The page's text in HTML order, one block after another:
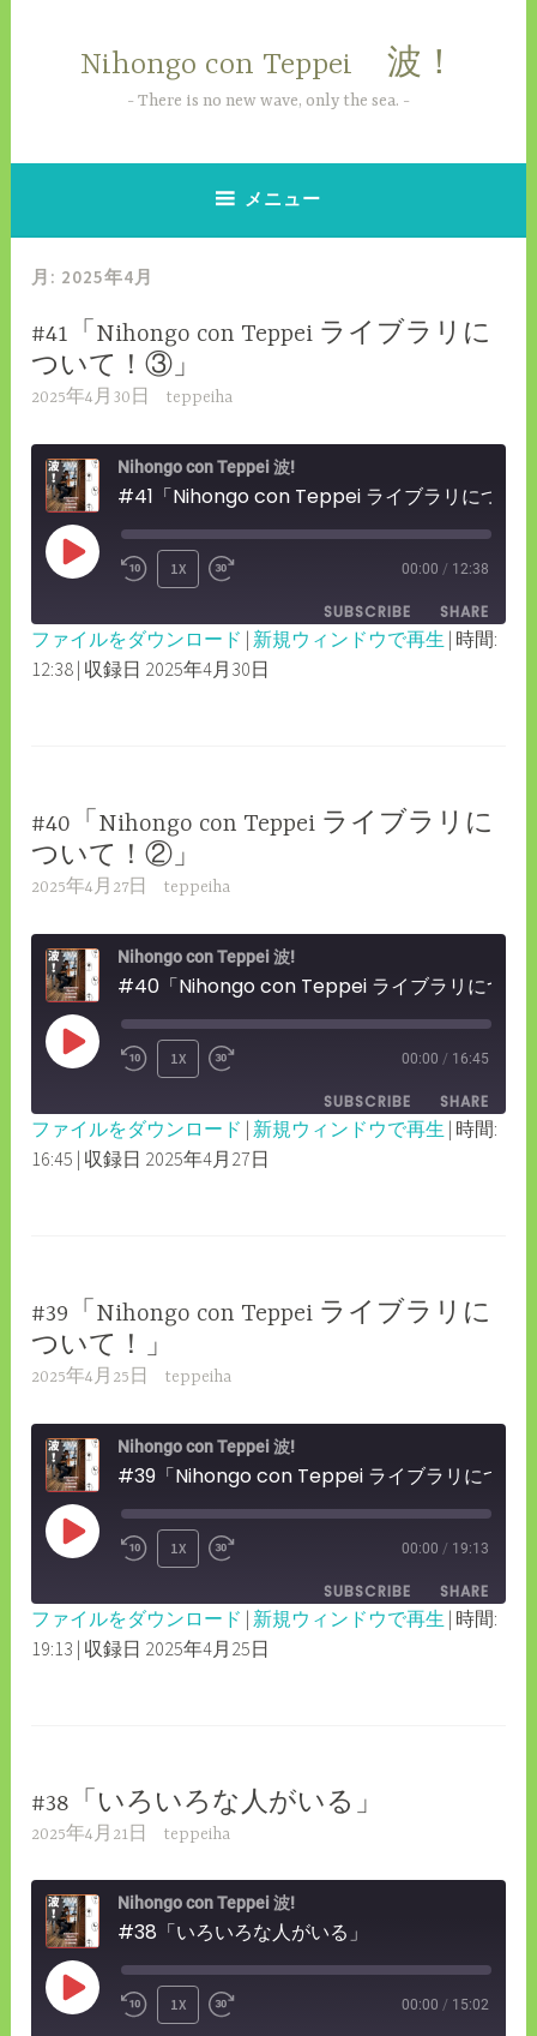
へ
Nihongo con Teppei 波！
There is no new wave, only the sea.
メニュー
月: 2025年4月
#41「Nihongo con Teppei ライブラリに
ついて！③」
2025年4月30日 teppeiha
Nihongo con Teppei 波!
PLAY
REWIND
10
SECONDS
1X
FAST
FORWARD
30
00:00 / 12:38
SUBSCRIBE SHARE
SHARE
ファイルをダウンロード | 新規ウィンドウで再生 | 時間:
12:38 | 収録日 2025年4月30日
#40「Nihongo con Teppei ライブラリに
ついて！②」
2025年4月27日 teppeiha
Nihongo con Teppei 波!
PLAY
REWIND
10
SECONDS
1X
FAST
FORWARD
30
00:00 / 16:45
SUBSCRIBE SHARE
SHARE
ファイルをダウンロード | 新規ウィンドウで再生 | 時間:
16:45 | 収録日 2025年4月27日
#39「Nihongo con Teppei ライブラリに
ついて！」
2025年4月25日 teppeiha
Nihongo con Teppei 波!
PLAY
REWIND
10
SECONDS
1X
FAST
FORWARD
30
00:00 / 19:13
SUBSCRIBE SHARE
SHARE
ファイルをダウンロード | 新規ウィンドウで再生 | 時間:
19:13 | 収録日 2025年4月25日
#38「いろいろな人がいる」
2025年4月21日 teppeiha
Nihongo con Teppei 波!
#38「いろいろな人がいる」
PLAY
REWIND
1X
FAST
00:00 / 15:02